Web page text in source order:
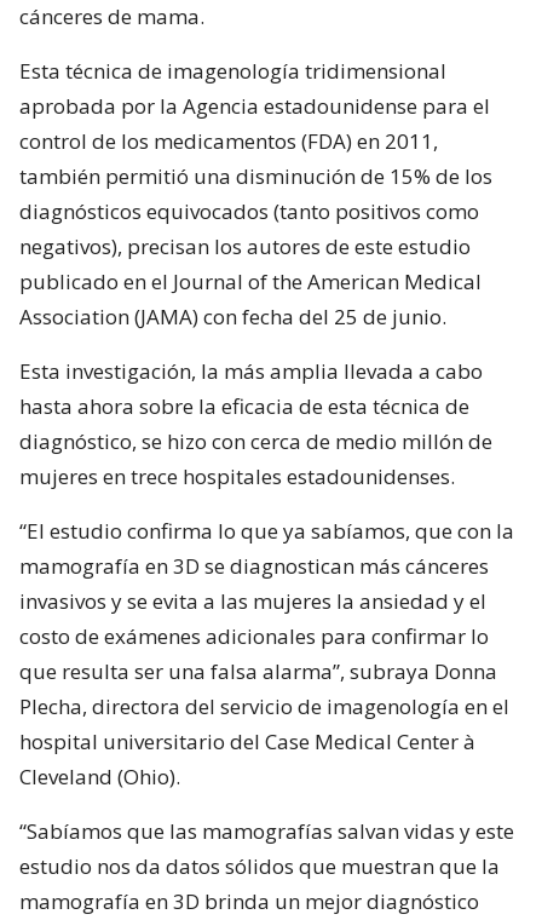
cánceres de mama.
Esta técnica de imagenología tridimensional
aprobada por la Agencia estadounidense para el
control de los medicamentos (FDA) en 2011,
también permitió una disminución de 15% de los
diagnósticos equivocados (tanto positivos como
negativos), precisan los autores de este estudio
publicado en el Journal of the American Medical
Association (JAMA) con fecha del 25 de junio.
Esta investigación, la más amplia llevada a cabo
hasta ahora sobre la eficacia de esta técnica de
diagnóstico, se hizo con cerca de medio millón de
mujeres en trece hospitales estadounidenses.
“El estudio confirma lo que ya sabíamos, que con la
mamografía en 3D se diagnostican más cánceres
invasivos y se evita a las mujeres la ansiedad y el
costo de exámenes adicionales para confirmar lo
que resulta ser una falsa alarma”, subraya Donna
Plecha, directora del servicio de imagenología en el
hospital universitario del Case Medical Center à
Cleveland (Ohio).
“Sabíamos que las mamografías salvan vidas y este
estudio nos da datos sólidos que muestran que la
mamografía en 3D brinda un mejor diagnóstico